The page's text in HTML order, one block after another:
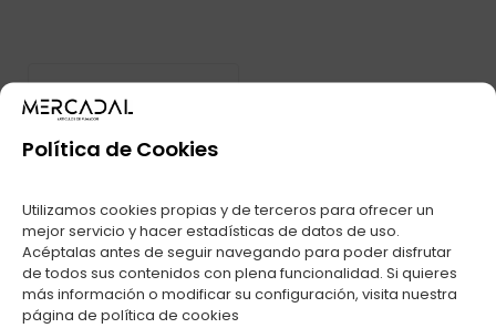
Política de Cookies
Utilizamos cookies propias y de terceros para ofrecer un
mejor servicio y hacer estadísticas de datos de uso.
Acéptalas antes de seguir navegando para poder disfrutar
de todos sus contenidos con plena funcionalidad. Si quieres
más información o modificar su configuración, visita nuestra
página de política de cookies